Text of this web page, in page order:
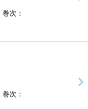
巻次：
巻次：